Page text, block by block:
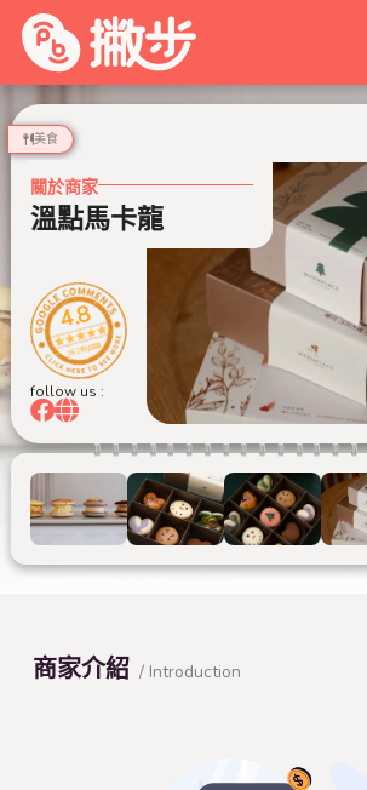
美食
關於商家
溫點馬卡龍
4.8
162 則評論
follow us :
商家介紹 / Introduction